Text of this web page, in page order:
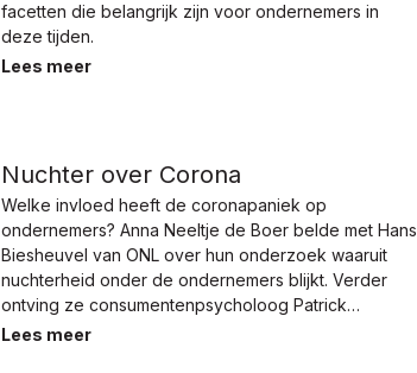
facetten die belangrijk zijn voor ondernemers in
deze tijden.
Lees meer
Nuchter over Corona
Welke invloed heeft de coronapaniek op
ondernemers? Anna Neeltje de Boer belde met Hans
Biesheuvel van ONL over hun onderzoek waaruit
nuchterheid onder de ondernemers blijkt. Verder
ontving ze consumentenpsycholoog Patrick
Wessels in De Ondernemer.
Lees meer